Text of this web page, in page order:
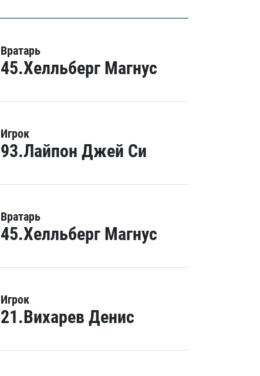
Вратарь
45.Хелльберг Магнус
Игрок
93.Лайпон Джей Си
Вратарь
45.Хелльберг Магнус
Игрок
21.Вихарев Денис